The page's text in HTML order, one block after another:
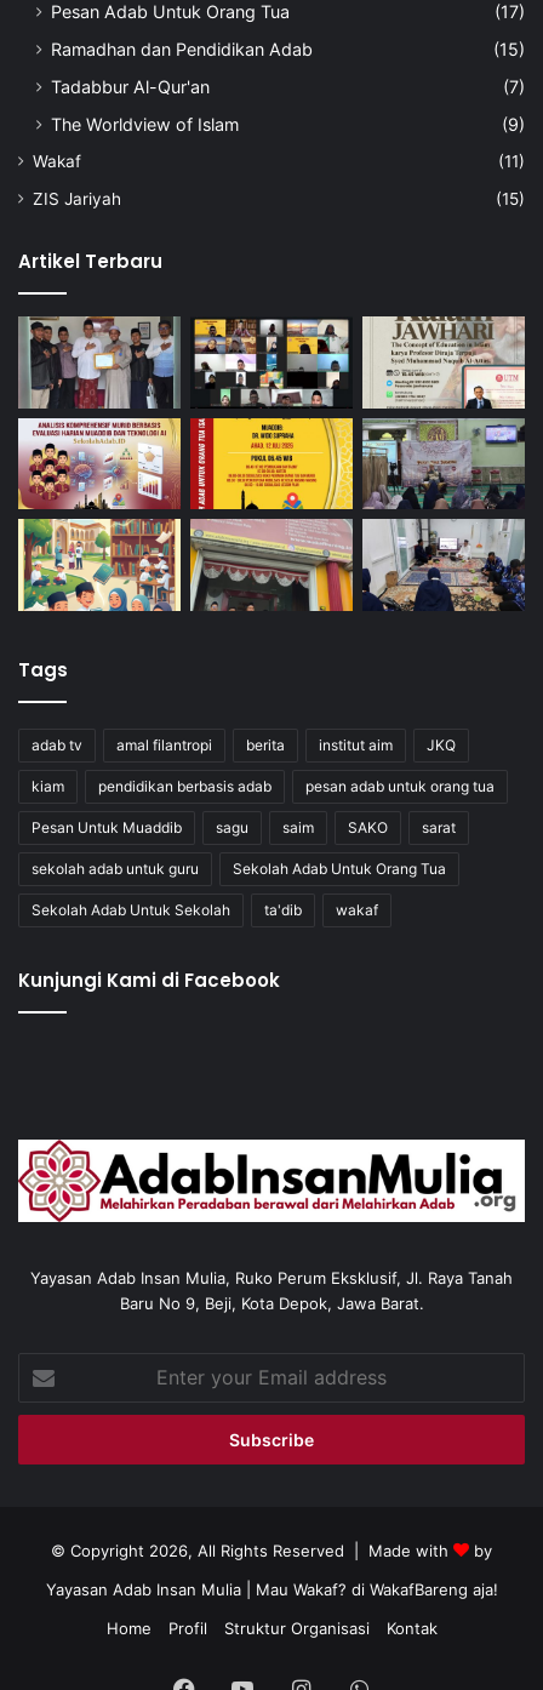
Pesan Adab Untuk Orang Tua
(17)
Ramadhan dan Pendidikan Adab
(15)
Tadabbur Al-Qur'an
(7)
The Worldview of Islam
(9)
Wakaf
(11)
ZIS Jariyah
(15)
Artikel Terbaru
Tags
adab tv amal filantropi berita institut aim JKQ
kiam pendidikan berbasis adab pesan adab untuk orang tua
Pesan Untuk Muaddib sagu saim SAKO sarat
sekolah adab untuk guru Sekolah Adab Untuk Orang Tua
Sekolah Adab Untuk Sekolah ta'dib wakaf
Kunjungi Kami di Facebook
Yayasan Adab Insan Mulia, Ruko Perum Eksklusif, Jl. Raya Tanah
Baru No 9, Beji, Kota Depok, Jawa Barat.
your
Email
© Copyright 2026, All Rights Reserved | Made with
by
Yayasan Adab Insan Mulia| Mau Wakaf? di WakafBareng aja!
Home
Profil Struktur Organisasi Kontak